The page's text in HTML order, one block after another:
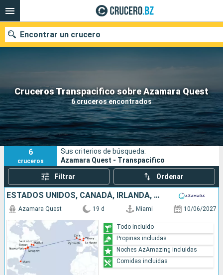
Cruceros Transpacifico sobre Azamara Quest
6 cruceros encontrados
Encontrar un crucero
Nuestros destinos
Fecha de salida
Puertos Compañías
Buscar
6
cruceros
Sus criterios de búsqueda:
Azamara Quest - Transpacifico
Filtrar Ordenar
ESTADOS UNIDOS, CANADÁ, IRLANDA, FRANCIA, REINO UNIDO
Azamara Quest 19 d Miami 10/06/2027
Todo incluido
Propinas incluidas
Noches AzAmazing incluidas
Comidas incluidas